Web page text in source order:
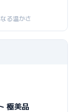
る温かさ
極美品